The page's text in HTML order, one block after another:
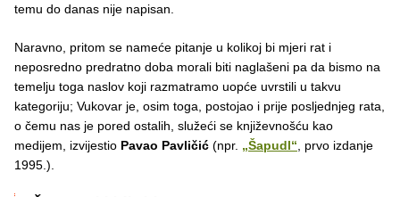
temu do danas nije napisan.
Naravno, pritom se nameće pitanje u kolikoj bi mjeri rat i
neposredno predratno doba morali biti naglašeni pa da bismo na
temelju toga naslov koji razmatramo uopće uvrstili u takvu
kategoriju; Vukovar je, osim toga, postojao i prije posljednjeg rata,
o čemu nas je pored ostalih, služeći se književnošću kao
medijem, izvijestio Pavao Pavličić (npr. „Šapudl“ , prvo izdanje
1995.).